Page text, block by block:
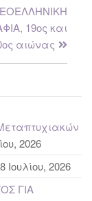
19ος και
αιώνας
2026
Ιουλίου, 2026
ΓΙΑ